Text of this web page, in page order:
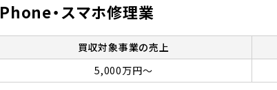
・スマホ修理業
買収対象事業の売上
5,000万円～